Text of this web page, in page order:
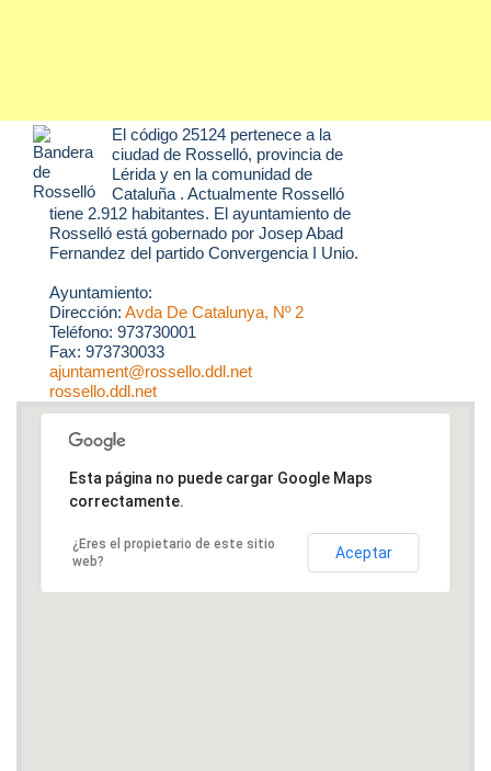
El código 25124 pertenece a la
ciudad de Rosselló, provincia de
Lérida y en la comunidad de
Cataluña . Actualmente Rosselló
tiene 2.912 habitantes. El ayuntamiento de
Rosselló está gobernado por Josep Abad
Fernandez del partido Convergencia I Unio.
Ayuntamiento:
Dirección: Avda De Catalunya, Nº 2
Teléfono: 973730001
Fax: 973730033
ajuntament@rossello.ddl.net
rossello.ddl.net
Esta página no puede cargar Google Maps
correctamente.
¿Eres el propietario de este sitio
web?
Aceptar